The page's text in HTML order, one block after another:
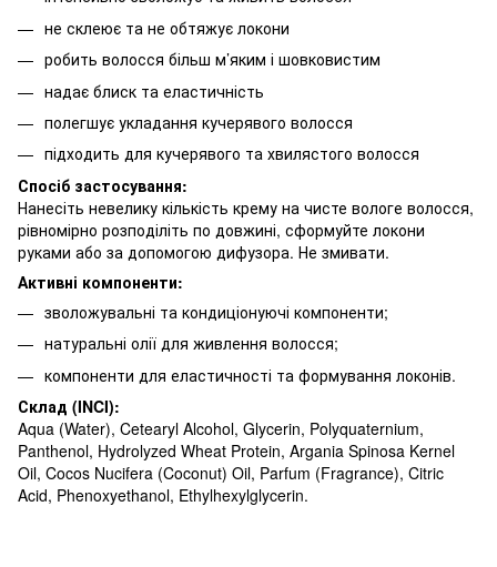
не склеює та не обтяжує локони
робить волосся більш м’яким і шовковистим
надає блиск та еластичність
полегшує укладання кучерявого волосся
підходить для кучерявого та хвилястого волосся
Спосіб застосування:
Нанесіть невелику кількість крему на чисте вологе волосся,
рівномірно розподіліть по довжині, сформуйте локони
руками або за допомогою дифузора. Не змивати.
Активні компоненти:
зволожувальні та кондиціонуючі компоненти;
натуральні олії для живлення волосся;
компоненти для еластичності та формування локонів.
Склад (INCI):
Aqua (Water), Cetearyl Alcohol, Glycerin, Polyquaternium,
Panthenol, Hydrolyzed Wheat Protein, Argania Spinosa Kernel
Oil, Cocos Nucifera (Coconut) Oil, Parfum (Fragrance), Citric
Acid, Phenoxyethanol, Ethylhexylglycerin.